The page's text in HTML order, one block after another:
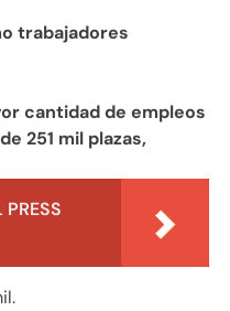
trabajadores
cantidad de empleos
251 mil plazas,